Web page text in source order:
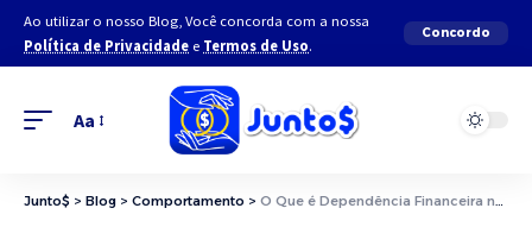
Ao utilizar o nosso Blog, Você concorda com a nossa
Política de Privacidade e Termos de Uso.
Concordo
Aa
Junto$ > Blog > Comportamento > O Que é Dependência Financeira no Casamento?